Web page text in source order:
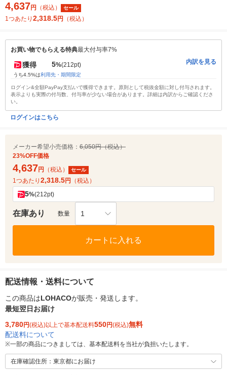
4,637円 （税込） セール
1つあたり 2,318.5円 （税込）
お買い物でもらえる特典最大付与率7%
獲得 5%(212pt)
うち4.5%は利用先・期間限定
内訳を見る
ログイン&全額PayPay支払いで獲得できます。原則として税抜金額に対し付与されます。
表示よりも実際の付与数、付与率が少ない場合があります。詳細は内訳からご確認くださ
い。
ログインはこちら
メーカー希望小売価格： 6,050円（税込）
23%OFF価格
4,637円 （税込） セール
1つあたり 2,318.5円 （税込）
5%(212pt)
在庫あり 数量 1
カートに入れる
配送情報・送料について
この商品はLOHACOが販売・発送します。
最短翌日お届け
3,780円(税込)以上で基本配送料550円(税込)無料
配送料について
※一部の商品につきましては、基本配送料を当社が負担いたします。
在庫確認住所：東京都にお届け